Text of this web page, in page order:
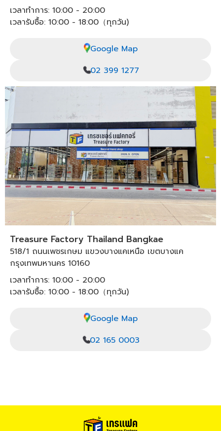
เวลาทำการ: 10:00 - 20:00
เวลารับซื้อ: 10:00 - 18:00（ทุกวัน)
Google Map
02 399 1277
Treasure Factory Thailand Bangkae
518/1 ถนนเพชรเกษม แขวงบางแคเหนือ เขตบางแค
กรุงเทพมหานคร 10160
เวลาทำการ: 10:00 - 20:00
เวลารับซื้อ: 10:00 - 18:00（ทุกวัน)
Google Map
02 165 0003